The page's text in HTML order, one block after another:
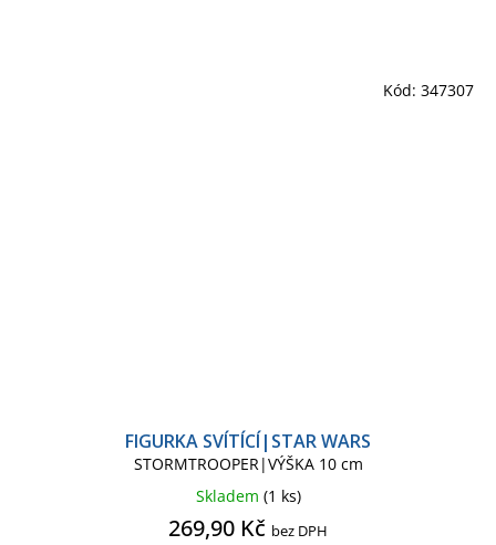
FIGURKA SVÍTÍCÍ|STAR WARS
STORMTROOPER|VÝŠKA 10 cm
Skladem (1 ks)
269,90 Kč bez DPH
Kód: 347307